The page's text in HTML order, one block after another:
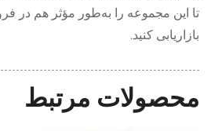
تا این مجموعه را به‌طور مؤثر هم در
بازاریابی کنید.
محصولات مرتبط